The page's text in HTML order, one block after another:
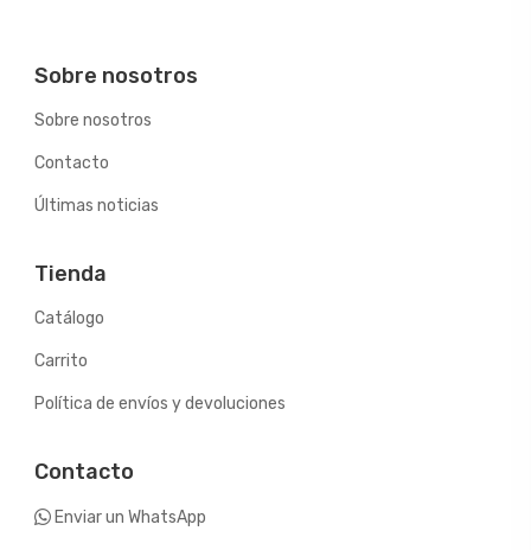
Sobre nosotros
Sobre nosotros
Contacto
Últimas noticias
Tienda
Catálogo
Carrito
Política de envíos y devoluciones
Contacto
Enviar un WhatsApp